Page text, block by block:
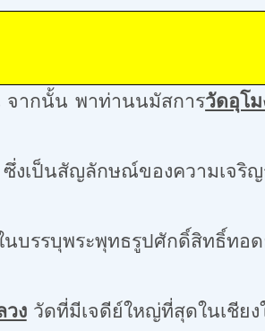
: วัดใ
น พาท่านนมัสการวัดอุโ
ณ์ของความเจริญรุ่งเรื
นบรรบุพระพุทธรูปศักดิ์สิทธิ์ทอ
งวัดที่มีเจดีย์ใหญ่ที่สุดในเชีย